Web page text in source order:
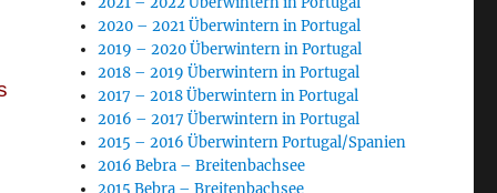
2020 – 2021 Überwintern in Portugal
2019 – 2020 Überwintern in Portugal
2018 – 2019 Überwintern in Portugal
2017 – 2018 Überwintern in Portugal
2016 – 2017 Überwintern in Portugal
2015 – 2016 Überwintern Portugal/Spanien
2016 Bebra – Breitenbachsee